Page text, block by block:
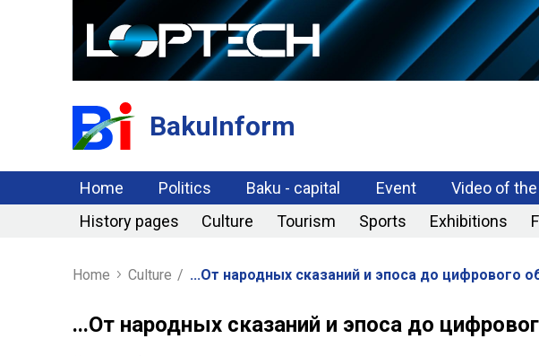
BakuInform
Home Politics Baku - capital Event Video of
History pages
Culture Tourism Sports Exhibitions
Home Culture / ...От народных сказаний и эпоса до цифрового
...От народных сказаний и эпоса до